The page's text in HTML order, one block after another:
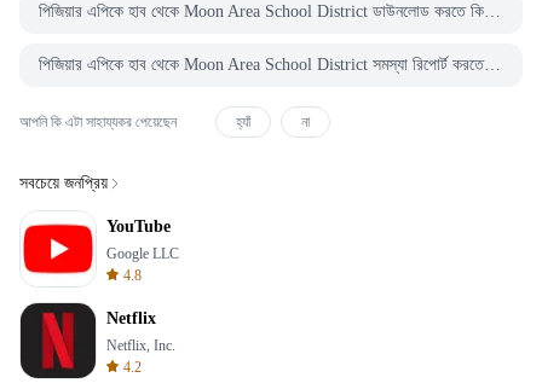
পিজিয়ার এপিকে হাব থেকে Moon Area School District ডাউনলোড করতে কি আমার একটি অ্যাকাউন্ট দরকার?
পিজিয়ার এপিকে হাব থেকে Moon Area School District সমস্যা রিপোর্ট করতে কিভাবে পারি?
আপনি কি এটা সাহায্যকর পেয়েছেন হ্যাঁ না
সবচেয়ে জনপ্রিয়
YouTube
Google LLC
4.8
Netflix
Netflix, Inc.
4.2